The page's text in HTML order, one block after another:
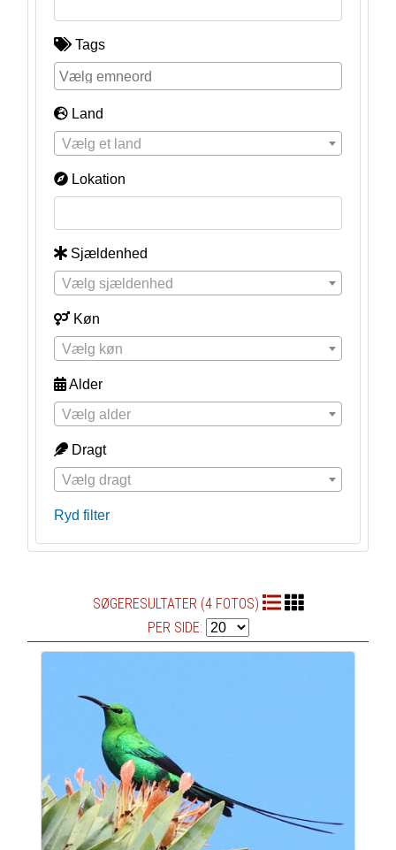
Tags
Land
Vælg et land
Lokation
Sjældenhed
Vælg sjældenhed
Køn
Vælg køn
Alder
Vælg alder
Dragt
Vælg dragt
Ryd filter
SØGERESULTATER (4 FOTOS)
PER SIDE: